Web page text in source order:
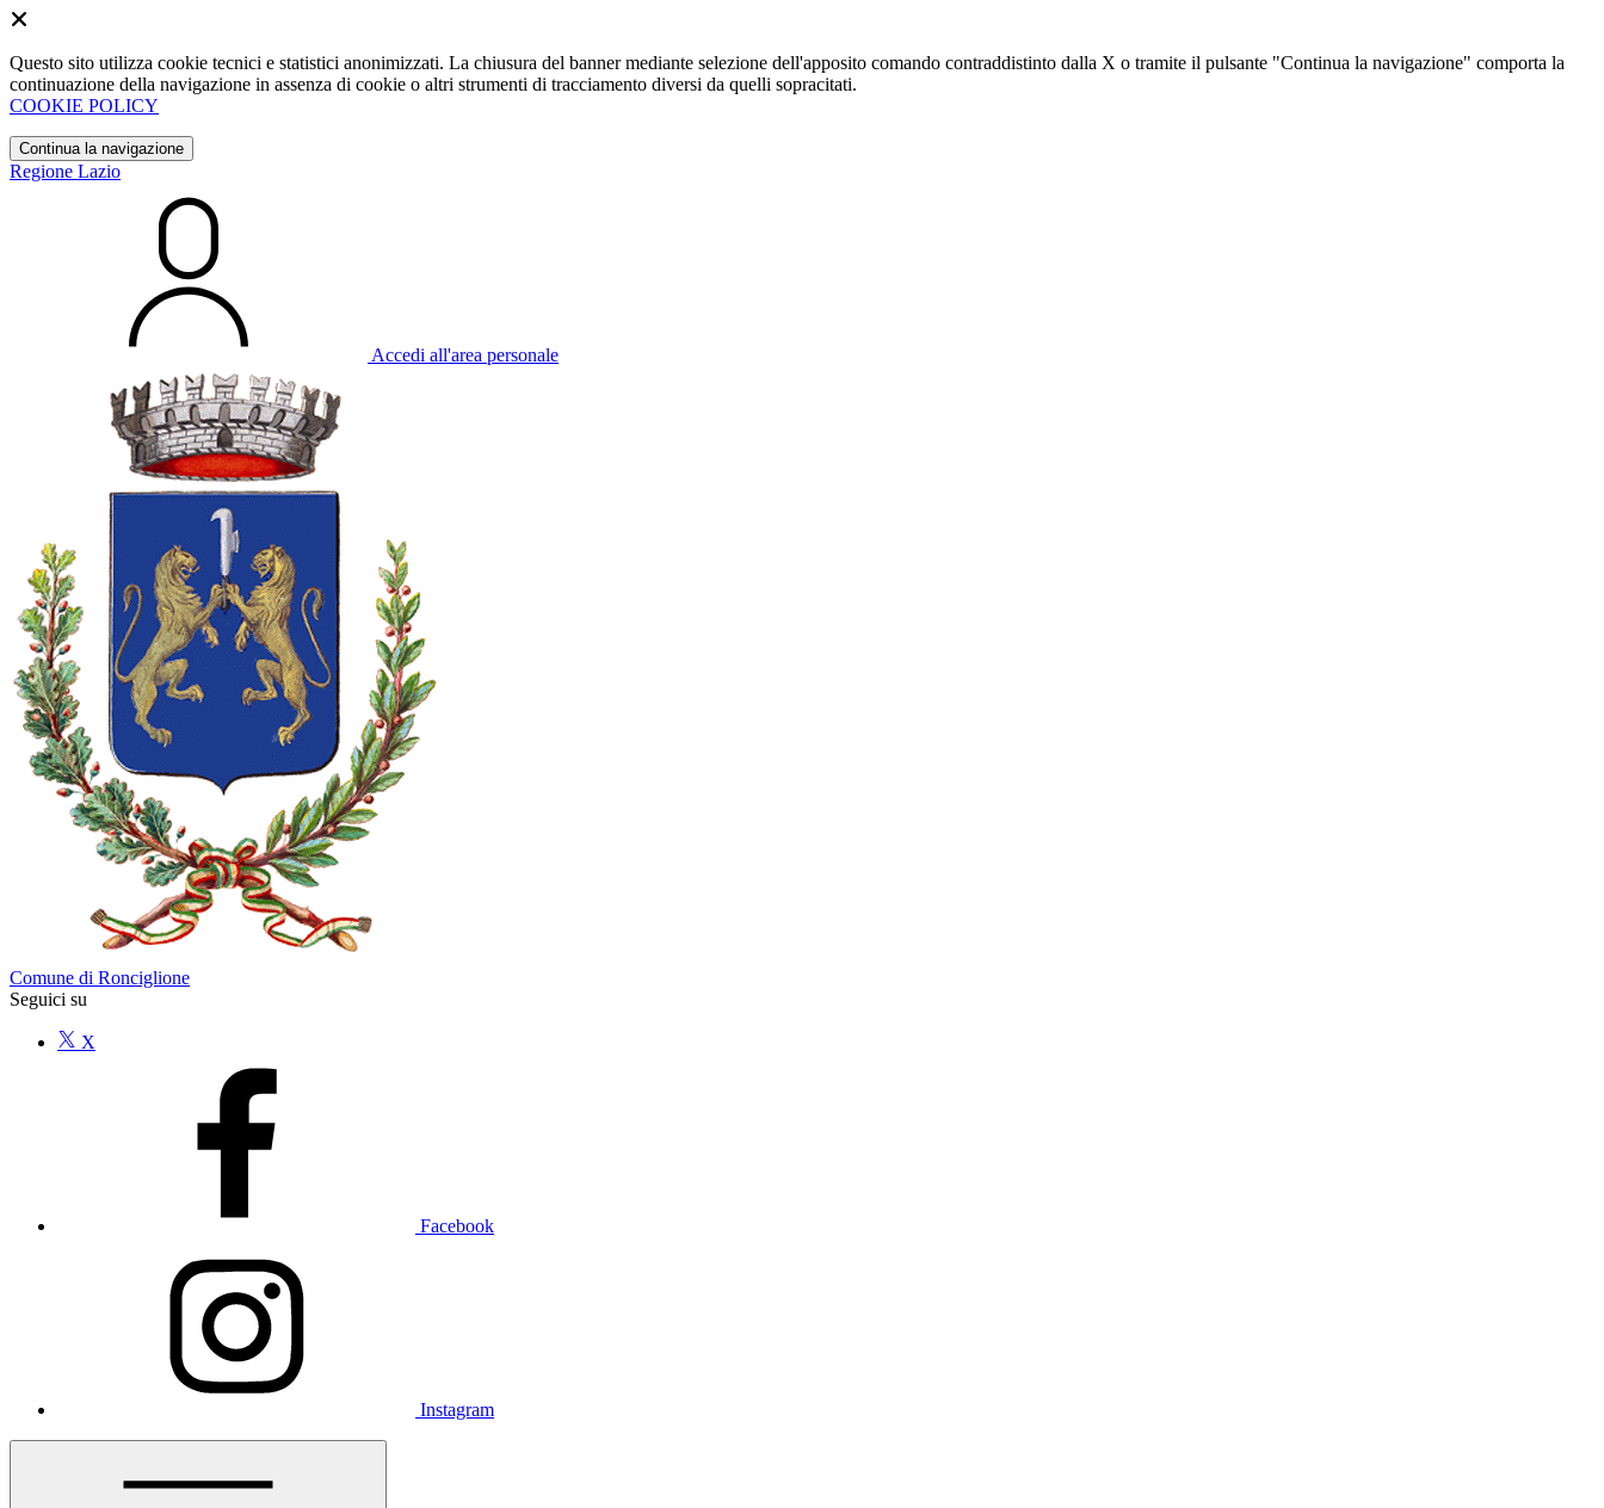
Questo sito utilizza cookie tecnici e statistici anonimizzati. La chiusura del banner mediante selezione dell'apposito comando contraddistinto dalla X o tramite il pulsante "Continua la navigazione" comporta la
continuazione della navigazione in assenza di cookie o altri strumenti di tracciamento diversi da quelli sopracitati.
COOKIE POLICY
Continua la navigazione
Regione Lazio
Accedi all'area personale
Comune di Ronciglione
Seguici su
X
Facebook
Instagram